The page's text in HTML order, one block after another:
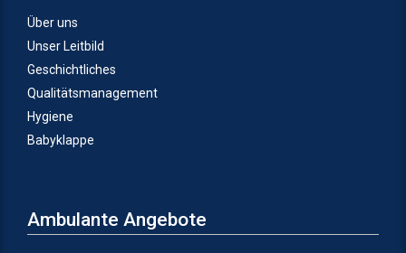
Über uns
Unser Leitbild
Geschichtliches
Qualitätsmanagement
Hygiene
Babyklappe
Ambulante Angebote